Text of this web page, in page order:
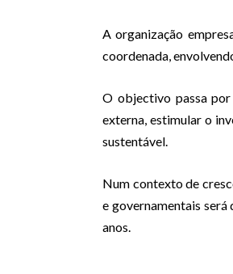
A organização
coordenada,
O objectivo passa
externa, estimular o
sustentável.
Num contexto de
e governamentais
anos.